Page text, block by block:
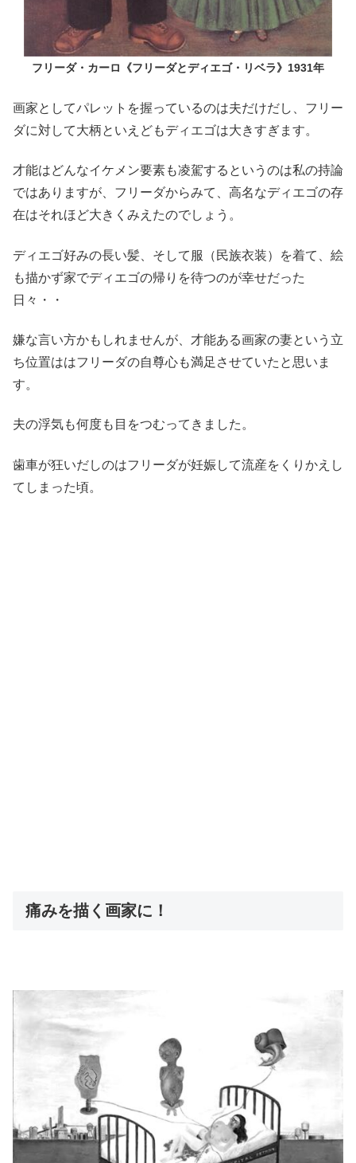
フリーダ・カーロ《フリーダとディエゴ・リベラ》1931年
画家としてパレットを握っているのは夫だけだし、フリー
ダに対して大柄といえどもディエゴは大きすぎます。
才能はどんなイケメン要素も凌駕するというのは私の持論
ではありますが、フリーダからみて、高名なディエゴの存
在はそれほど大きくみえたのでしょう。
ディエゴ好みの長い髪、そして服（民族衣装）を着て、絵
も描かず家でディエゴの帰りを待つのが幸せだった
日々・・
嫌な言い方かもしれませんが、才能ある画家の妻という立
ち位置ははフリーダの自尊心も満足させていたと思いま
す。
夫の浮気も何度も目をつむってきました。
歯車が狂いだしのはフリーダが妊娠して流産をくりかえし
てしまった頃。
痛みを描く画家に！